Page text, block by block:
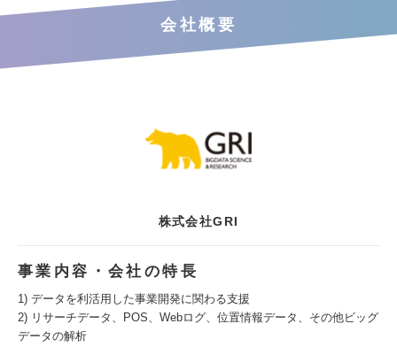
会社概要
株式会社GRI
事業内容・会社の特長
1) データを利活用した事業開発に関わる支援
2) リサーチデータ、POS、Webログ、位置情報データ、その他ビッグ
データの解析